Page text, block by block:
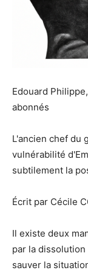
Edouard
abonnés
L'ancien chef du
vulnérabilité
subtilement la
Écrit par Cécile
Il existe deux
par la
sauver la